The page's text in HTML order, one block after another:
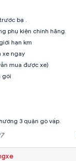
bạ .
phụ kiện chính hãng.
hạn km
xe ngay
mua được xe)
gói
3 quận gò vấp.